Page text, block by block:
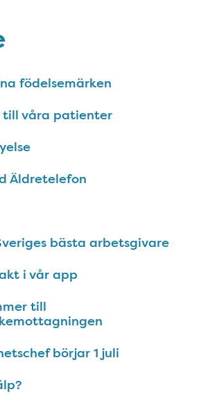
födelsemärken
våra patienter
Äldretelefon
bästa arbetsgivare
i vår app
till
börjar 1 juli